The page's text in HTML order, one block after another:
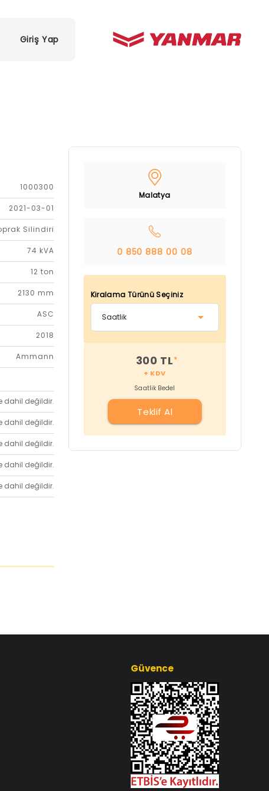
Giriş Yap
1000300
2021-03-01
Silindiri
74 kVA
12 ton
2130 mm
ASC
2018
Ammann
dahil değildir.
dahil değildir.
dahil değildir.
dahil değildir.
dahil değildir.
Malatya
0 850 888 00 08
Kiralama Türünü Seçiniz
300 TL*
+ KDV
Saatlik Bedel
Teklif Al
Güvence